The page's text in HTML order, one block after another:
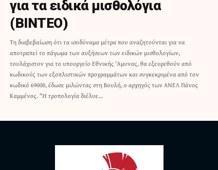
για τα ειδικά μισθολόγια
(ΒΙΝΤΕΟ)
Τη διαβεβαίωση ότι τα ισοδύναμα μέτρα που αναζητούνται για να
αποτραπεί το πάγωμα των αυξήσεων των ειδικών μισθολογίων,
τουλάχιστον για το υπουργείο Εθνικής 'Αμυνας, θα εξευρεθούν από
κωδικούς των εξοπλιστικών προγραμμάτων και συγκεκριμένα από τον
κωδικό 69000, έδωσε μιλώντας στη Βουλή, ο αρχηγός των ΑΝΕΛ Πάνος
Καμμένος. "Η τροπολογία διέλυε…